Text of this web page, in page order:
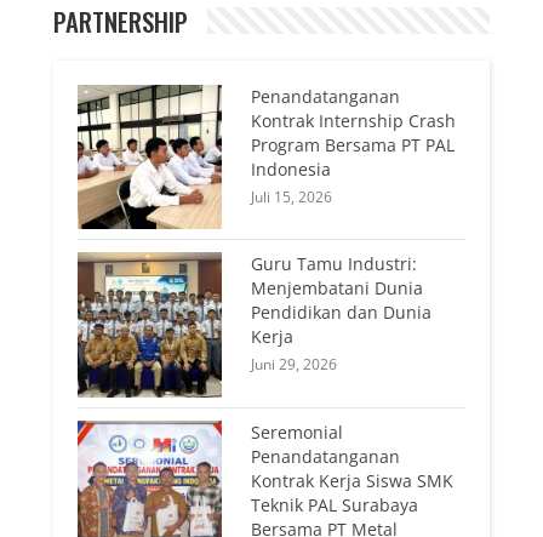
PARTNERSHIP
Penandatanganan
Kontrak Internship Crash
Program Bersama PT PAL
Indonesia
Juli 15, 2026
Guru Tamu Industri:
Menjembatani Dunia
Pendidikan dan Dunia
Kerja
Juni 29, 2026
Seremonial
Penandatanganan
Kontrak Kerja Siswa SMK
Teknik PAL Surabaya
Bersama PT Metal